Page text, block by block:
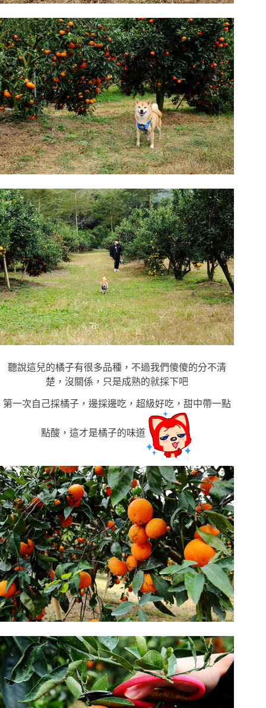
聽說這兒的橘子有很多品種，不過我們傻傻的分不清
楚，沒關係，只是成熟的就採下吧
第一次自己採橘子，邊採邊吃，超級好吃，甜中帶一點
點酸，這才是橘子的味道